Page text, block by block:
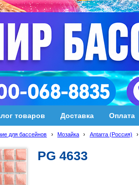
товаров Доставка Оплата
для бассейнов › Мозайка › Antarra (Россия) ›
PG 4633